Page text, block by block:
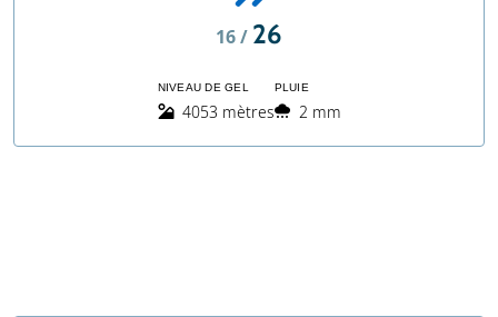
16 / 26
NIVEAU DE GEL
4053 mètres
PLUIE
2 mm